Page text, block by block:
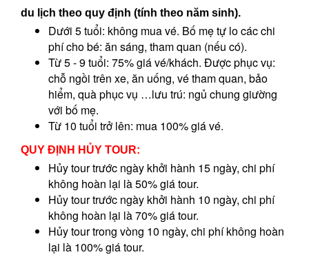
du lịch theo quy định (tính theo năm sinh).
Dưới 5 tuổi: không mua vé. Bố mẹ tự lo các chi
phí cho bé: ăn sáng, tham quan (nếu có).
Từ 5 - 9 tuổi: 75% giá vé/khách. Được phục vụ:
chỗ ngồi trên xe, ăn uống, vé tham quan, bảo
hiểm, quà phục vụ …lưu trú: ngủ chung giường
với bố mẹ.
Từ 10 tuổi trở lên: mua 100% giá vé.
QUY ĐỊNH HỦY TOUR:
Hủy tour trước ngày khởi hành 15 ngày, chi phí
không hoàn lại là 50% giá tour.
Hủy tour trước ngày khởi hành 10 ngày, chi phí
không hoàn lại là 70% giá tour.
Hủy tour trong vòng 10 ngày, chi phí không hoàn
lại là 100% giá tour.